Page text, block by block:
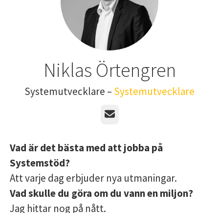
Niklas Örtengren
Systemutvecklare – Systemutvecklare
E-post
Vad är det bästa med att jobba på
Systemstöd?
Att varje dag erbjuder nya utmaningar.
Vad skulle du göra om du vann en miljon?
Jag hittar nog på nått.